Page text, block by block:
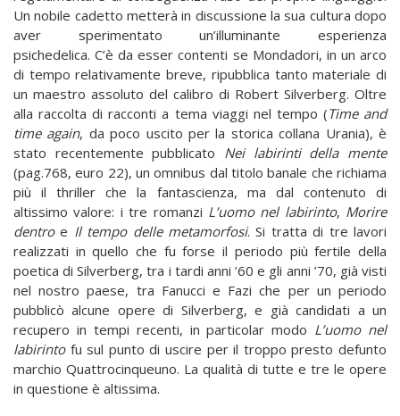
Un nobile cadetto metterà in discussione la sua cultura dopo
aver sperimentato un’illuminante esperienza
psichedelica. C’è da esser contenti se Mondadori, in un arco
di tempo relativamente breve, ripubblica tanto materiale di
un maestro assoluto del calibro di Robert Silverberg. Oltre
alla raccolta di racconti a tema viaggi nel tempo (Time and
time again, da poco uscito per la storica collana Urania), è
stato recentemente pubblicato Nei labirinti della mente
(pag.768, euro 22), un omnibus dal titolo banale che richiama
più il thriller che la fantascienza, ma dal contenuto di
altissimo valore: i tre romanzi L’uomo nel labirinto, Morire
dentroe Il tempo delle metamorfosi. Si tratta di tre lavori
realizzati in quello che fu forse il periodo più fertile della
poetica di Silverberg, tra i tardi anni ’60 e gli anni ’70, già visti
nel nostro paese, tra Fanucci e Fazi che per un periodo
pubblicò alcune opere di Silverberg, e già candidati a un
recupero in tempi recenti, in particolar modo L’uomo nel
labirinto fu sul punto di uscire per il troppo presto defunto
marchio Quattrocinqueuno. La qualità di tutte e tre le opere
in questione è altissima.